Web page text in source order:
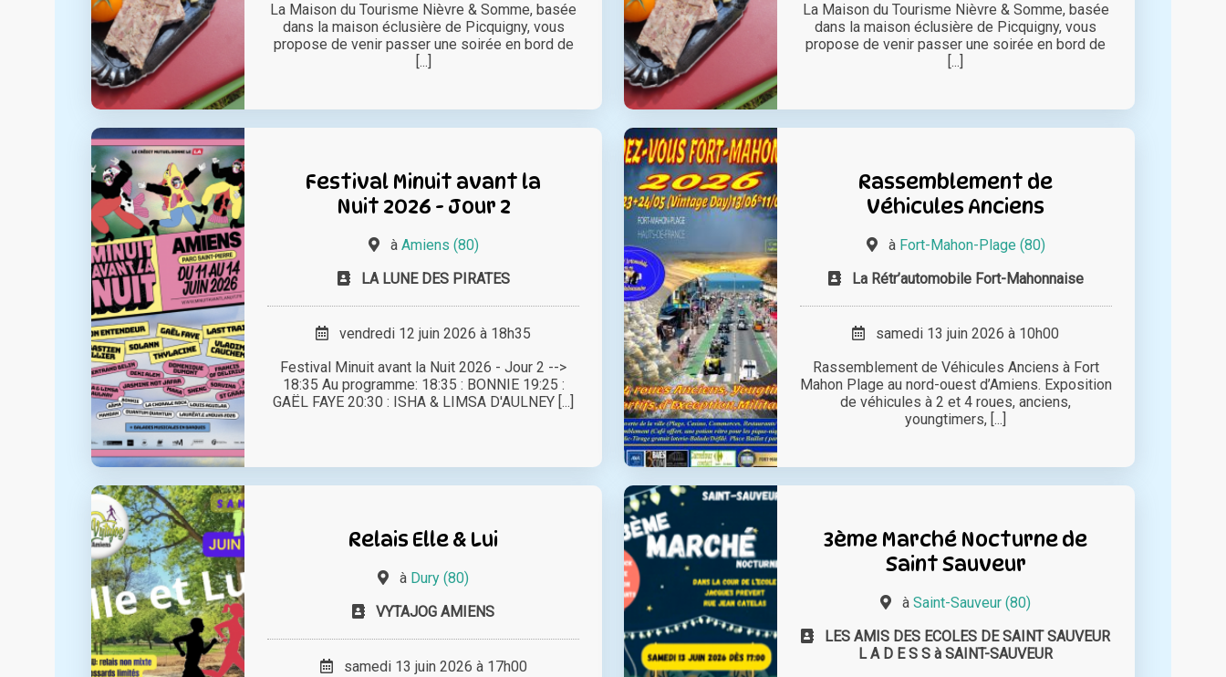
La Maison du Tourisme Nièvre & Somme, basée
dans la maison éclusière de Picquigny, vous
propose de venir passer une soirée en bord de
[...]
La Maison du Tourisme Nièvre & Somme, basée
dans la maison éclusière de Picquigny, vous
propose de venir passer une soirée en bord de
[...]
Festival Minuit avant la
Nuit 2026 - Jour 2
à Amiens (80)
LA LUNE DES PIRATES
vendredi 12 juin 2026 à 18h35
Festival Minuit avant la Nuit 2026 - Jour 2 -->
18:35 Au programme: 18:35 : BONNIE 19:25 :
GAËL FAYE 20:30 : ISHA & LIMSA D'AULNEY [...]
Rassemblement de
Véhicules Anciens
à Fort-Mahon-Plage (80)
La Rétr’automobile Fort-Mahonnaise
samedi 13 juin 2026 à 10h00
Rassemblement de Véhicules Anciens à Fort
Mahon Plage au nord-ouest d’Amiens. Exposition
de véhicules à 2 et 4 roues, anciens,
youngtimers, [...]
Relais Elle & Lui
à Dury (80)
VYTAJOG AMIENS
samedi 13 juin 2026 à 17h00
3ème Marché Nocturne de
Saint Sauveur
àSaint-Sauveur (80)
LES AMIS DES ECOLES DE SAINT SAUVEUR
L A D E S S à SAINT-SAUVEUR